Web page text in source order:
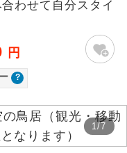
わせて自分スタイ
円
1/7
が同行します。
務し、車内での観光案内
れている文化遺産や自
ースです。
空席状況に
了承いただき